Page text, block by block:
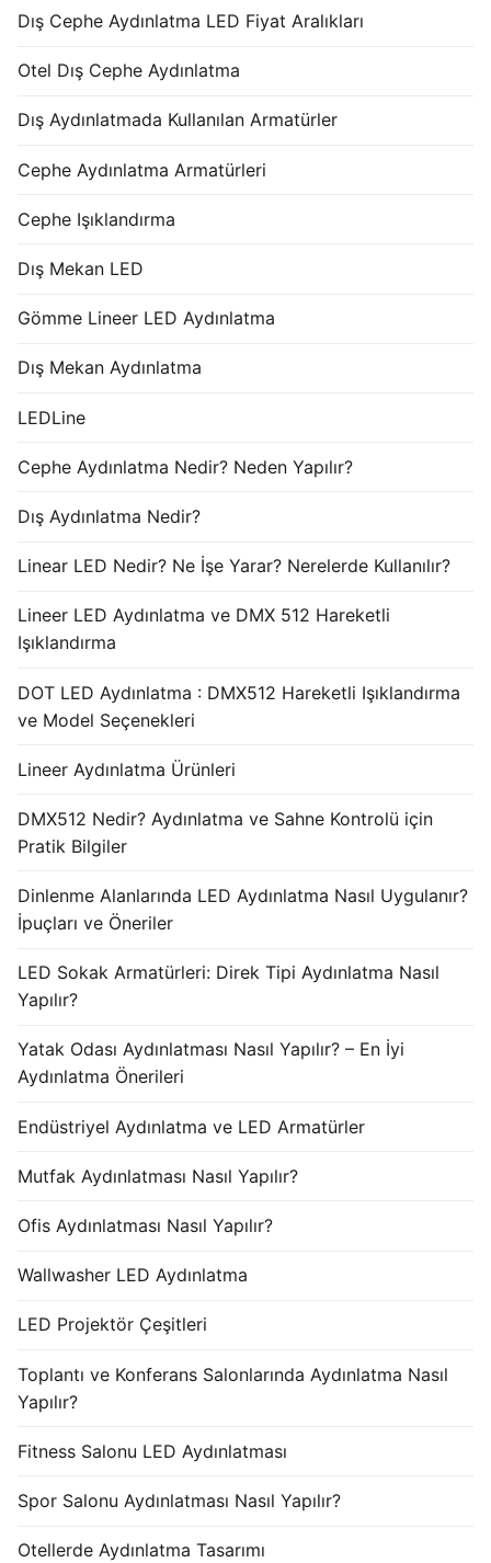
Dış Cephe Aydınlatma LED Fiyat Aralıkları
Otel Dış Cephe Aydınlatma
Dış Aydınlatmada Kullanılan Armatürler
Cephe Aydınlatma Armatürleri
Cephe Işıklandırma
Dış Mekan LED
Gömme Lineer LED Aydınlatma
Dış Mekan Aydınlatma
LEDLine
Cephe Aydınlatma Nedir? Neden Yapılır?
Dış Aydınlatma Nedir?
Linear LED Nedir? Ne İşe Yarar? Nerelerde Kullanılır?
Lineer LED Aydınlatma ve DMX 512 Hareketli
Işıklandırma
DOT LED Aydınlatma : DMX512 Hareketli Işıklandırma
ve Model Seçenekleri
Lineer Aydınlatma Ürünleri
DMX512 Nedir? Aydınlatma ve Sahne Kontrolü için
Pratik Bilgiler
Dinlenme Alanlarında LED Aydınlatma Nasıl Uygulanır?
İpuçları ve Öneriler
LED Sokak Armatürleri: Direk Tipi Aydınlatma Nasıl
Yapılır?
Yatak Odası Aydınlatması Nasıl Yapılır? – En İyi
Aydınlatma Önerileri
Endüstriyel Aydınlatma ve LED Armatürler
Mutfak Aydınlatması Nasıl Yapılır?
Ofis Aydınlatması Nasıl Yapılır?
Wallwasher LED Aydınlatma
LED Projektör Çeşitleri
Toplantı ve Konferans Salonlarında Aydınlatma Nasıl
Yapılır?
Fitness Salonu LED Aydınlatması
Spor Salonu Aydınlatması Nasıl Yapılır?
Otellerde Aydınlatma Tasarımı